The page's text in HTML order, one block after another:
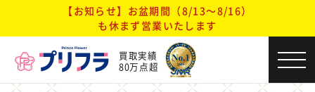
【お知らせ】お盆期間（8/13～8/16）
も休まず営業いたします
買取実績
80万点超